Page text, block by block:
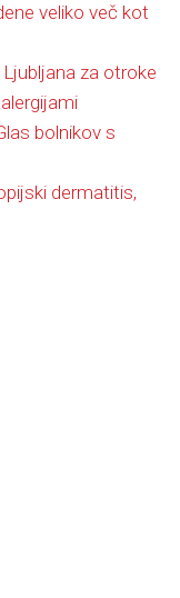
veliko več kot
za otroke
bolnikov s
dermatitis,